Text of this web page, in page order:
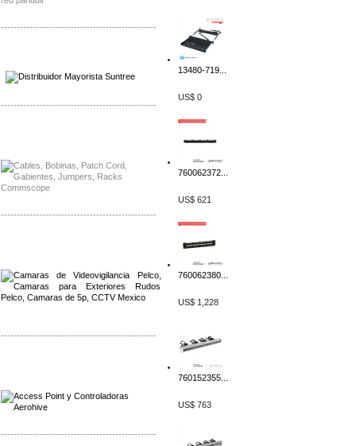
-------------------------------------------------
-------------------------------------------------
-------------------------------------------------
-------------------------------------------------
-------------------------------------------------
13480-719...
US$ 0
760062372...
US$ 621
760062380...
US$ 1,228
760152355...
US$ 763